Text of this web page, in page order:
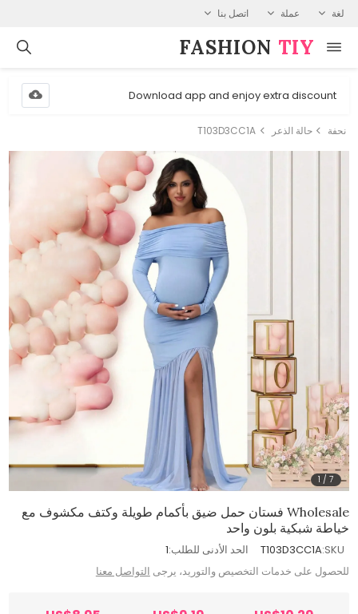
لغة عملة اتصل بنا
FASHION⁠ TIY
Download app and enjoy extra discount
نحفة حالة الذعر T103D3CC1A
1 /7
Wholesale فستان حمل ضيق بأكمام طويلة وكتف مكشوف مع
خياطة شبكية بلون واحد
SKU:
T103D3CC1A الحد الأدنى للطلب:1
للحصول على خدمات التخصيص والتوريد، يرجى التواصل معنا